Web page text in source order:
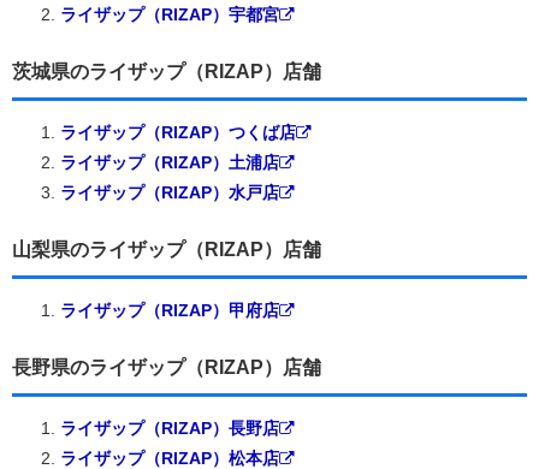
ライザップ（RIZAP）宇都宮
茨城県のライザップ（RIZAP）店舗
ライザップ（RIZAP）つくば店
ライザップ（RIZAP）土浦店
ライザップ（RIZAP）水戸店
山梨県のライザップ（RIZAP）店舗
ライザップ（RIZAP）甲府店
長野県のライザップ（RIZAP）店舗
ライザップ（RIZAP）長野店
ライザップ（RIZAP）松本店